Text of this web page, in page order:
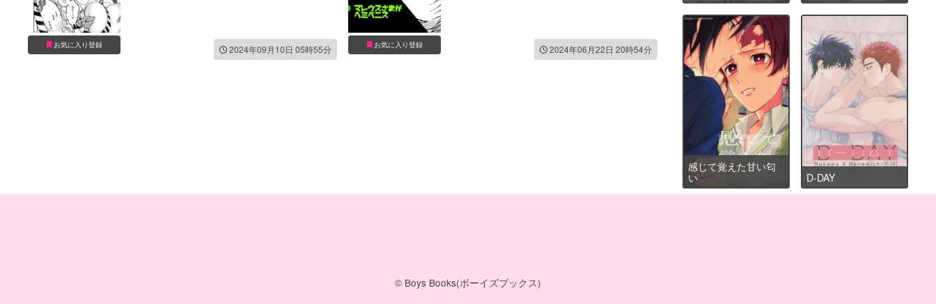
お気に入り登録 2024年09月10日 05時55分 お気に入り登録 2024年06月22日 20時54分
感じて覚えた甘い匂
い
D-DAY
© Boys Books(ボーイズブックス)